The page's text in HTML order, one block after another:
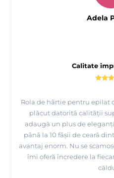
Calitate
Rola de hârtie pentru epilat
plăcut datorită calității
adaugă un plus de
până la 10 fâșii de ceară
avantaj enorm. Nu se
îmi oferă încredere la
Adela